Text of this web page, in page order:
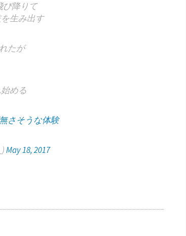
び降りて
生み出す
たが
める
さそうな体験
May 18, 2017